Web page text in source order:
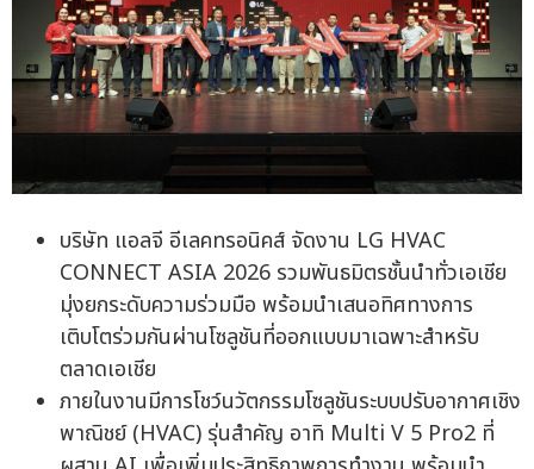
บริษัท แอลจี อีเลคทรอนิคส์ จัดงาน LG HVAC
CONNECT ASIA 2026 รวมพันธมิตรชั้นนำทั่วเอเชีย
มุ่งยกระดับความร่วมมือ พร้อมนำเสนอทิศทางการ
เติบโตร่วมกันผ่านโซลูชันที่ออกแบบมาเฉพาะสำหรับ
ตลาดเอเชีย
ภายในงานมีการโชว์นวัตกรรมโซลูชันระบบปรับอากาศเชิง
พาณิชย์ (HVAC) รุ่นสำคัญ อาทิ Multi V 5 Pro2 ที่